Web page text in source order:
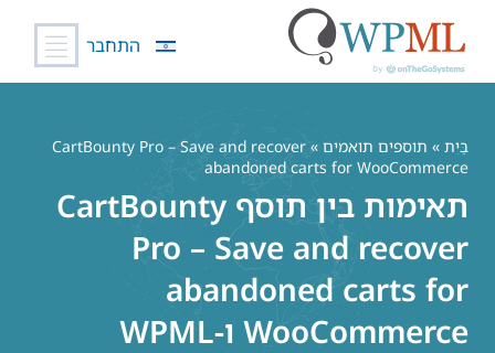
התחבר
בַּיִת » תוספים תואמים
» CartBounty Pro – Save and recover
abandoned carts for WooCommerce
תאימות בין תוסף CartBounty
Pro – Save and recover
abandoned carts for
WooCommerce ו-WPML